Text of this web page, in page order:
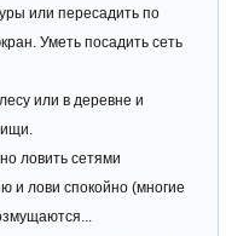
или пересадить по
Уметь посадить сеть
или в деревне и
ловить сетями
и лови спокойно (многие